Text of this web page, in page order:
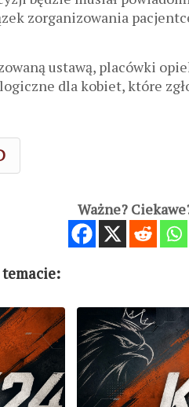
zorganizowania
ustawą, placówki
dla kobiet, które
Ważne?